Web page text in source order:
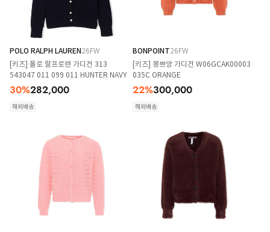
POLO RALPH LAUREN26FW
[키즈] 폴로 랄프로렌 가디건 313
543047 011 099 011 HUNTER NAVY
30%282,000
해외배송
BONPOINT26FW
[키즈] 봉쁘앙 가디건 W06GCAK00003
035C ORANGE
22%300,000
해외배송